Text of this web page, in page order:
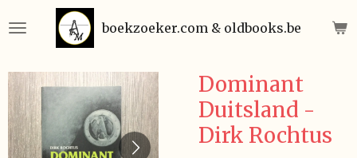
direct
de
hoofdinhoud
boekzoeker.com & oldbooks.be
Dominant
Duitsland -
Dirk Rochtus